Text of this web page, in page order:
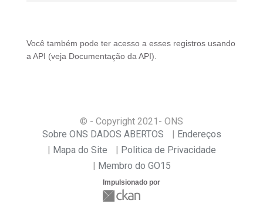
Você também pode ter acesso a esses registros usando
a API (veja Documentação da API ).
© - Copyright 2021 - ONS
Sobre ONS DADOS ABERTOS
Endereços
Mapa do Site
Politica de Privacidade
Membro do GO15
Impulsionado por